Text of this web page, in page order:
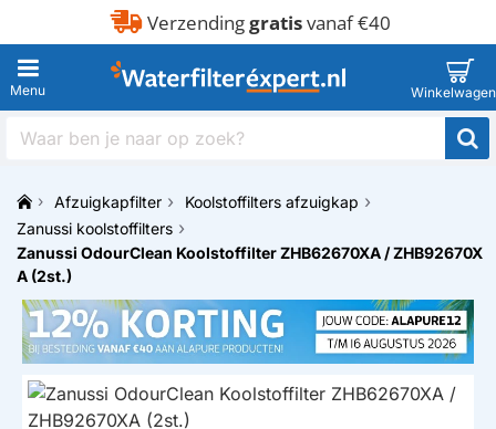
Verzendinggratisvanaf €40
Waar
naar
op
zoek?
h
o
m
Afzuigkapfilter
Koolstoffilters afzuigkap
Zanussi koolstoffilters
Zanussi OdourClean Koolstoffilter ZHB62670XA / ZHB92670X
A (2st.)